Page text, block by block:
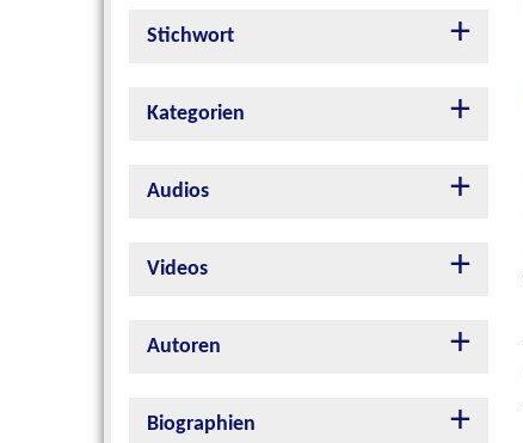
Stichwort
Kategorien
Audios
Videos
Autoren
Biographien